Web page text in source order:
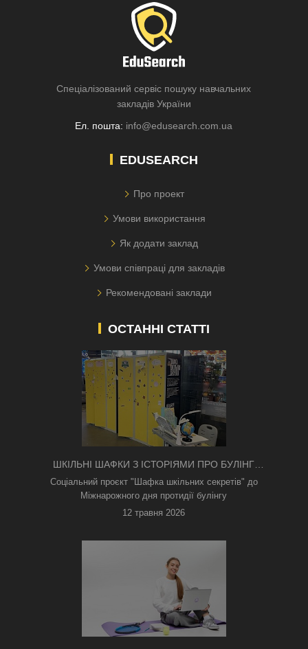
Спеціалізований сервіс пошуку навчальних
закладів України
Ел. пошта: info@edusearch.com.ua
EDUSEARCH
Про проект
Умови використання
Як додати заклад
Умови співпраці для закладів
Рекомендовані заклади
ОСТАННІ СТАТТІ
ШКІЛЬНІ ШАФКИ З ІСТОРІЯМИ ПРО БУЛІНГ
З'ЯВИЛИСЯ В КИЄВІ
Соціальний проєкт "Шафка шкільних секретів" до
Міжнарожного дня протидії булінгу
12 травня 2026